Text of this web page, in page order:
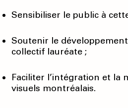
Sensibiliser le public à
Soutenir le
collectif lauréate ;
Faciliter l’intégration et la
visuels montréalais.